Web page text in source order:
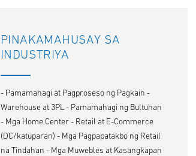
PINAKAMAHUSAY SA
INDUSTRIYA
- Pamamahagi at Pagproseso ng Pagkain -
Warehouse at 3PL - Pamamahagi ng Bultuhan
- Mga Home Center - Retail at E-Commerce
(DC/katuparan) - Mga Pagpapatakbo ng Retail
na Tindahan - Mga Muwebles at Kasangkapan